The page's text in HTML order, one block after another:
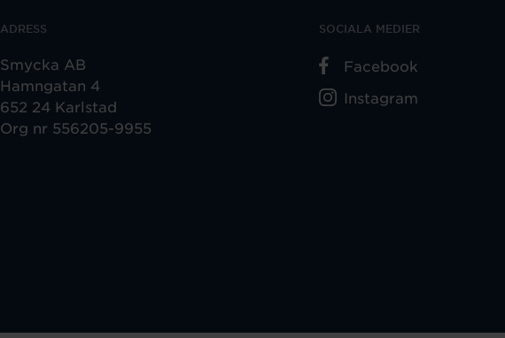
ADRESS
Smycka AB
Hamngatan 4
652 24 Karlstad
Org nr 556205-9955
SOCIALA MEDIER
Facebook
Instagram